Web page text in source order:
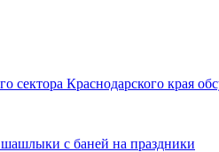
сектора Краснодарского края
шашлыки с баней на праздники